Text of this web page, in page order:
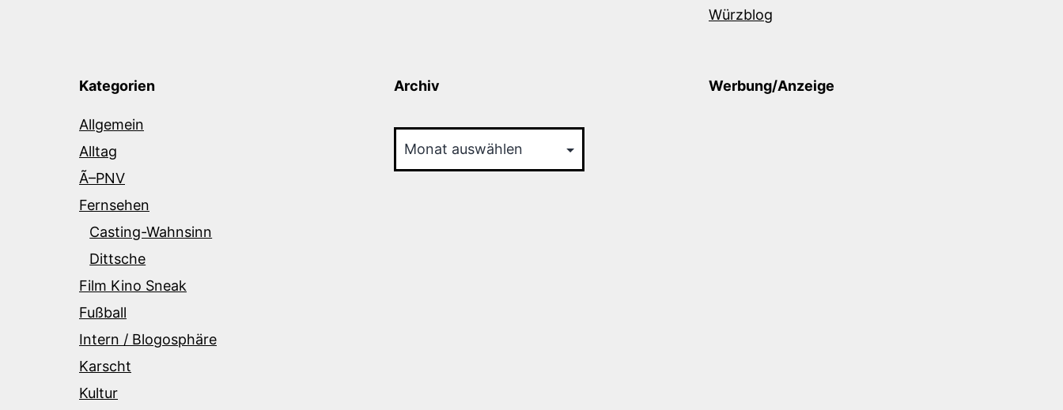
Würzblog
Kategorien
Allgemein
Alltag
Ã–PNV
Fernsehen
Casting-Wahnsinn
Dittsche
Film Kino Sneak
Fußball
Intern / Blogosphäre
Karscht
Kultur
Archiv Werbung/Anzeige